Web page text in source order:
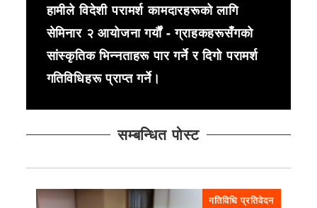
हामीले विदेशी परामर्श कामदारहरूको लागि
सेमिनार २ आयोजना गर्यौं - ग्राहकहरूसँगको
सांस्कृतिक भिन्नताहरू पार गर्ने र दिगो परामर्श
गतिविधिहरू प्राप्त गर्ने।
सम्बन्धित पोस्ट
गतिविधि प्रतिवेदन